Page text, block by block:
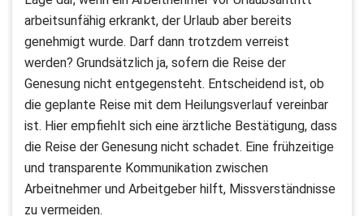
arbeitsunfähig erkrankt, der Urlaub aber bereits
genehmigt wurde. Darf dann trotzdem verreist
werden? Grundsätzlich ja, sofern die Reise der
Genesung nicht entgegensteht. Entscheidend ist, ob
die geplante Reise mit dem Heilungsverlauf vereinbar
ist. Hier empfiehlt sich eine ärztliche Bestätigung, dass
die Reise der Genesung nicht schadet. Eine frühzeitige
und transparente Kommunikation zwischen
Arbeitnehmer und Arbeitgeber hilft, Missverständnisse
zu vermeiden.